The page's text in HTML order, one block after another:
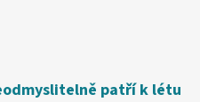
patří k létu